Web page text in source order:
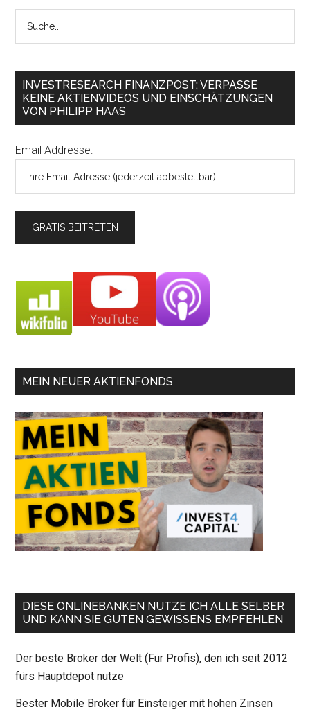
INVESTRESEARCH FINANZPOST: VERPASSE
KEINE AKTIENVIDEOS UND EINSCHÄTZUNGEN
VON PHILIPP HAAS
Email Addresse:
MEIN NEUER AKTIENFONDS
DIESE ONLINEBANKEN NUTZE ICH ALLE SELBER
UND KANN SIE GUTEN GEWISSENS EMPFEHLEN
Der beste Broker der Welt (Für Profis), den ich seit 2012
fürs Hauptdepot nutze
Bester Mobile Broker für Einsteiger mit hohen Zinsen